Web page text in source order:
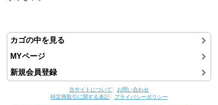
カゴの中を見る
MYページ
新規会員登録
当サイトについて
お問い合わせ
特定商取引に関する表記│
プライバシーポリシー